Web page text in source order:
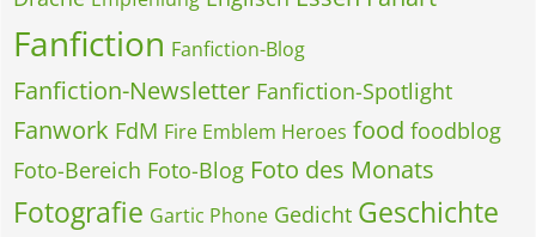
Fanfiction Fanfiction-Blog
Fanfiction-Newsletter Fanfiction-Spotlight
Fanwork FdM Fire Emblem Heroes food foodblog
Foto-Bereich Foto-Blog Foto des Monats
Fotografie Gartic Phone Gedicht Geschichte